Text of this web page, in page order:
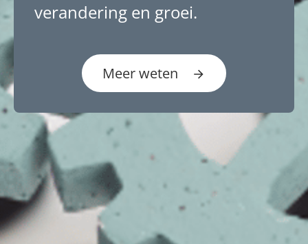
verandering en groei.
Meer weten